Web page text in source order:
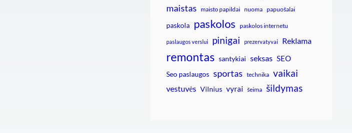
maistas maisto papildai nuoma papuošalai
paskola paskolos paskolos internetu
paslaugos verslui pinigai prezervatyvai Reklama
remontas santykiai seksas SEO
Seo paslaugos sportas technika vaikai
vestuvės Vilnius vyrai šeima šildymas